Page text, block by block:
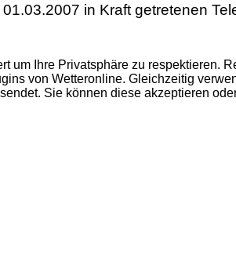
in Kraft getretenen
Ihre Privatsphäre zu respektieren.
von Wetteronline. Gleichzeitig
Sie können diese akzeptieren